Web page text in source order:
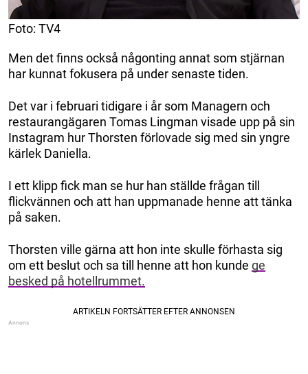
Foto: TV4
Men det finns också någonting annat som stjärnan
har kunnat fokusera på under senaste tiden.
Det var i februari tidigare i år som Managern och
restaurangägaren Tomas Lingman visade upp på sin
Instagram hur Thorsten förlovade sig med sin yngre
kärlek Daniella.
I ett klipp fick man se hur han ställde frågan till
flickvännen och att han uppmanade henne att tänka
på saken.
Thorsten ville gärna att hon inte skulle förhasta sig
om ett beslut och sa till henne att hon kunde ge
besked på hotellrummet.